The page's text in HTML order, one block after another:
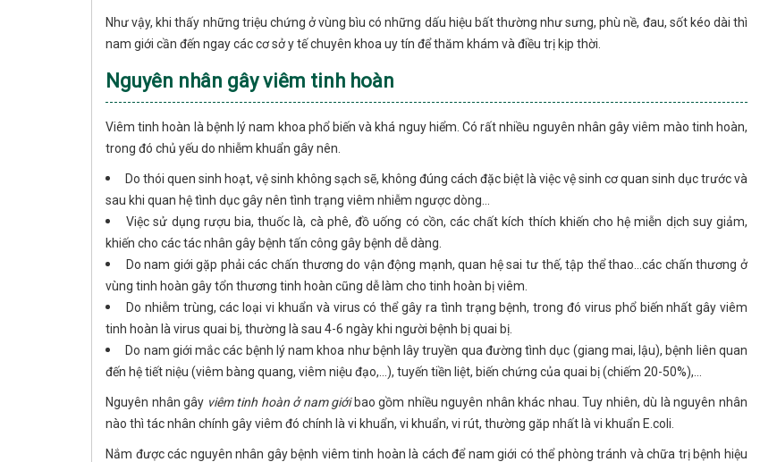
Như vậy, khi thấy những triệu chứng ở vùng bìu có những dấu hiệu bất thường như sưng, phù nề, đau, sốt kéo dài thì
nam giới cần đến ngay các cơ sở y tế chuyên khoa uy tín để thăm khám và điều trị kịp thời.
Nguyên nhân gây viêm tinh hoàn
Viêm tinh hoàn là bệnh lý nam khoa phổ biến và khá nguy hiểm. Có rất nhiều nguyên nhân gây viêm mào tinh hoàn,
trong đó chủ yếu do nhiễm khuẩn gây nên.
Do thói quen sinh hoạt, vệ sinh không sạch sẽ, không đúng cách đặc biệt là việc vệ sinh cơ quan sinh dục trước và
sau khi quan hệ tình dục gây nên tình trạng viêm nhiễm ngược dòng…
Việc sử dụng rượu bia, thuốc là, cà phê, đồ uống có cồn, các chất kích thích khiến cho hệ miễn dịch suy giảm,
khiến cho các tác nhân gây bệnh tấn công gây bệnh dễ dàng.
Do nam giới gặp phải các chấn thương do vận động mạnh, quan hệ sai tư thế, tập thể thao…các chấn thương ở
vùng tinh hoàn gây tổn thương tinh hoàn cũng dễ làm cho tinh hoàn bị viêm.
Do nhiễm trùng, các loại vi khuẩn và virus có thể gây ra tình trạng bệnh, trong đó virus phổ biến nhất gây viêm
tinh hoàn là virus quai bị, thường là sau 4-6 ngày khi người bệnh bị quai bị.
Do nam giới mắc các bệnh lý nam khoa như bệnh lây truyền qua đường tình dục (giang mai, lậu), bệnh liên quan
đến hệ tiết niệu (viêm bàng quang, viêm niệu đạo,…), tuyến tiền liệt, biến chứng của quai bị (chiếm 20-50%),…
Nguyên nhân gây viêm tinh hoàn ở nam giớibao gồm nhiều nguyên nhân khác nhau. Tuy nhiên, dù là nguyên nhân
nào thì tác nhân chính gây viêm đó chính là vi khuẩn, vi khuẩn, vi rút, thường găp nhất là vi khuẩn E.coli.
Nắm được các nguyên nhân gây bệnh viêm tinh hoàn là cách để nam giới có thể phòng tránh và chữa trị bệnh hiệu